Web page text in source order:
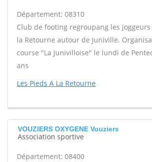
Département: 08310
Club de footing regroupang les
la Retourne autour de Juniville.
course "La Junivilloise" le lundi de
ans
Les Pieds A La Retourne
VOUZIERS OXYGENE Vouziers
Association sportive
Département: 08400